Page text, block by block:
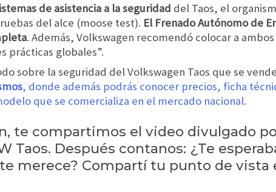
de asistencia a la seguridad del Taos, el
del alce (moose test). El Frenado Autónomo de
. Además, Volkswagen recomendó colocar a
prácticas globales”.
sobre la seguridad del Volkswagen Taos que se
, donde además podrás conocer precios, ficha
que se comercializa en el mercado nacional.
te compartimos el video divulgado
Taos. Después contanos: ¿Te
merece? Compartí tu punto de vista